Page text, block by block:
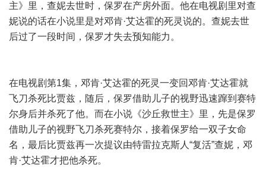
主》里，查妮去世时，保罗在产房外面。他在电视剧里对查
妮说的话在小说里是对邓肯·艾达霍的死灵说的。查妮去世
后过了一段时间，保罗才失去预知能力。
在电视剧第1集，邓肯·艾达霍的死灵一变回邓肯·艾达霍就
飞刀杀死比贾兹，随后，保罗借助儿子的视野迅速蹿到赛特
尔身后并杀死了他。而在小说《沙丘救世主》里，先是保罗
借助儿子的视野飞刀杀死赛特尔，接着保罗给一双子女命
名，最后比贾兹再一次提议由特雷拉克斯人“复活”查妮，邓
肯·艾达霍才把他杀死。